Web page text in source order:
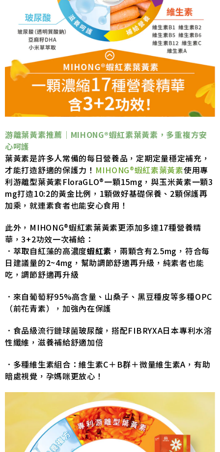
游離葉黃素推薦｜ MIHONG®蝦紅素葉黃素 ，多重複方安
心呵護
葉黃素是許多人常備的每日營養品，定期定量穩定補充，
才能打造舒適的保護力！ MIHONG®蝦紅素葉黃素使用專
利游離型葉黃素FloraGLO®一顆15mg，與玉米黃素一顆3
mg打造10:2的黃金比例，1顆做好基礎保養、2顆保護再
加乘，就連素食者也能安心食用！
此外，MIHONG®蝦紅素葉黃素更添加多達17種營養精
華，3+2功效一次補給：
．萃取自紅藻的高濃度蝦紅素 ，兩顆含有2.5mg，符合每
日建議量的2~4mg，幫助調節舒適再升級，純素者也能
吃，調節舒適再升級
．來自葡萄籽95%高含量、山桑子、黑豆種皮等多種OPC
（前花青素），加強內在保護
．食品級流行鏈球菌玻尿酸，搭配FIBRYXA日本專利水溶
性纖維，滋養補給舒適加倍
．多種維生素組合：維生素C＋B群＋微量維生素A，有助
暗處視覺，孕媽咪更放心！